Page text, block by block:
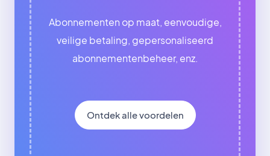
Abonnementen op maat, eenvoudige,
veilige betaling, gepersonaliseerd
abonnementenbeheer, enz.
Ontdek alle voordelen